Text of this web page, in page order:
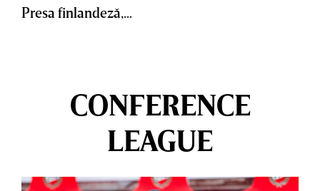
Presa finlandeză,...
CONFERENCE
LEAGUE